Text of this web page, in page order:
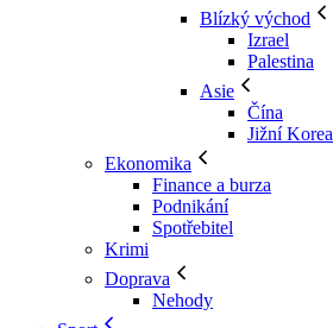
Blízký východ
Izrael
Palestina
Asie
Čína
Jižní Korea
Ekonomika
Finance a burza
Podnikání
Spotřebitel
Krimi
Doprava
Nehody